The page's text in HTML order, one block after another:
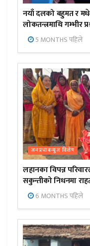
नयाँ दलको बहुमत र
लोकतन्त्रमाथि गम्भीर
5 MONTHS पहिले
जनप्रभाबन्युज विशेष
लहानका विपन्न
सकुन्तीको निधनमा
6 MONTHS पहिले